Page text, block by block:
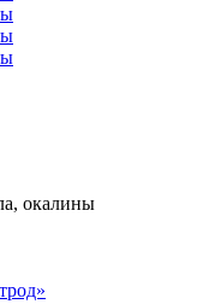
окалины